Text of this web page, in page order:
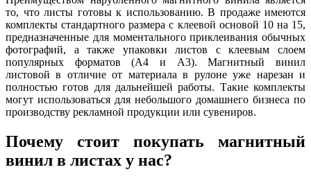
то, что листы готовы к использованию. В продаже имеются
комплекты стандартного размера с клеевой основой 10 на 15,
предназначенные для моментального приклеивания обычных
фотографий, а также упаковки листов с клеевым слоем
популярных форматов (А4 и А3). Магнитный винил
листовой в отличие от материала в рулоне уже нарезан и
полностью готов для дальнейшей работы. Такие комплекты
могут использоваться для небольшого домашнего бизнеса по
производству рекламной продукции или сувениров.
Почему стоит покупать магнитный
винил в листах у нас?